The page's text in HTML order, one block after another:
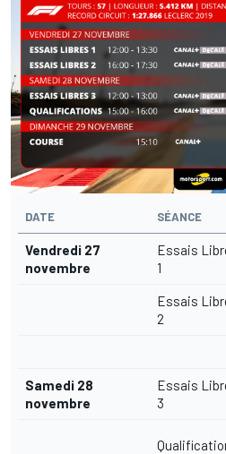
DATE SÉANCE
Vendredi 27
novembre
Essais
1
Essais
2
Samedi 28
novembre
Essais
3